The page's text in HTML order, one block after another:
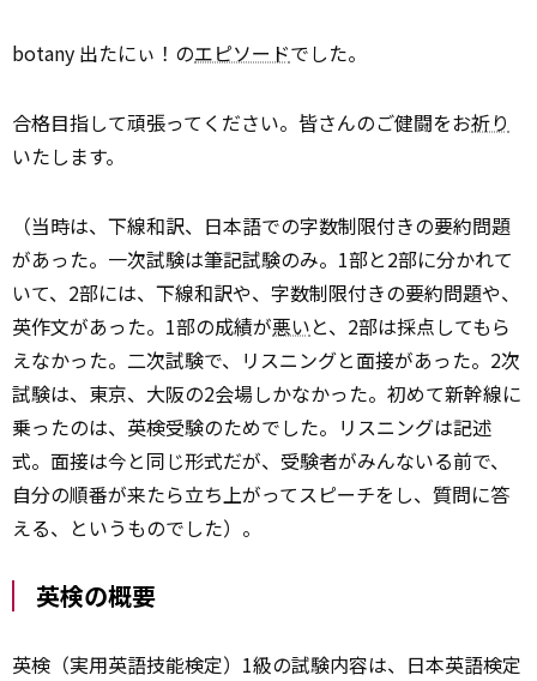
botany 出たにぃ！のエピソードでした。
合格目指して頑張ってください。皆さんのご健闘をお祈り
いたします。
（当時は、下線和訳、日本語での字数制限付きの要約問題
があった。一次試験は筆記試験のみ。1部と2部に分かれて
いて、2部には、下線和訳や、字数制限付きの要約問題や、
英作文があった。1部の成績が悪いと、2部は採点してもら
えなかった。二次試験で、リスニングと面接があった。2次
試験は、東京、大阪の2会場しかなかった。初めて新幹線に
乗ったのは、英検受験のためでした。リスニングは記述
式。面接は今と同じ形式だが、受験者がみんないる前で、
自分の順番が来たら立ち上がってスピーチをし、質問に答
える、というものでした）。
英検の概要
英検（実用英語技能検定）1級の試験内容は、日本英語検定